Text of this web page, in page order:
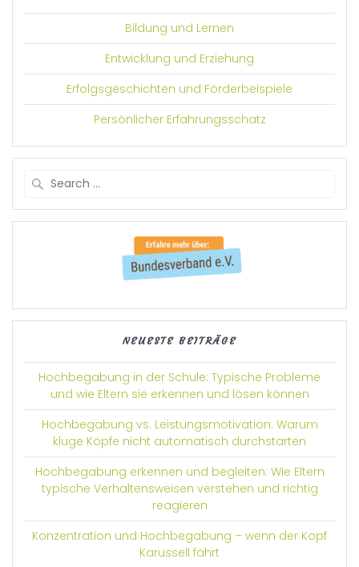
Bildung und Lernen
Entwicklung und Erziehung
Erfolgsgeschichten und Förderbeispiele
Persönlicher Erfahrungsschatz
NEUESTE BEITRÄGE
Hochbegabung in der Schule: Typische Probleme
und wie Eltern sie erkennen und lösen können
Hochbegabung vs. Leistungsmotivation: Warum
kluge Köpfe nicht automatisch durchstarten
Hochbegabung erkennen und begleiten: Wie Eltern
typische Verhaltensweisen verstehen und richtig
reagieren
Konzentration und Hochbegabung – wenn der Kopf
Karussell fährt